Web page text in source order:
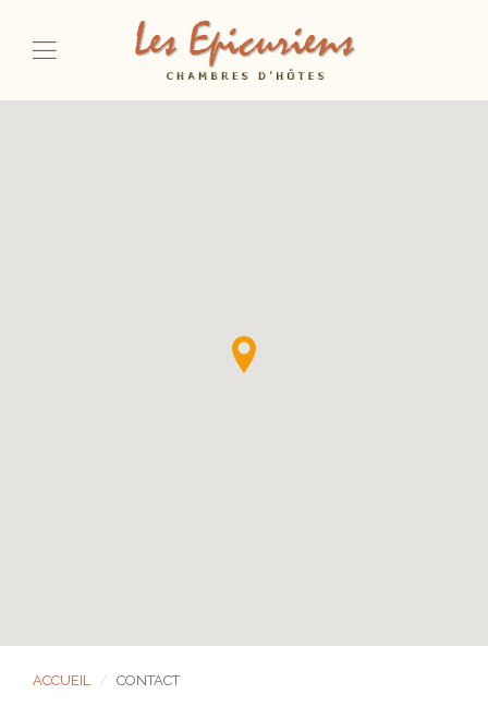
ACCUEIL CONTACT